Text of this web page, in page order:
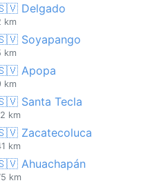
Delgado
km
Soyapango
km
Apopa
km
Santa Tecla
km
Zacatecoluca
km
Ahuachapán
km